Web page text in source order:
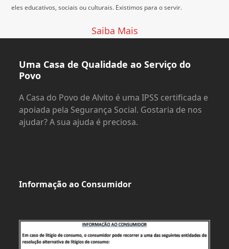
eles educativos, sociais ou culturais. Existimos para o servir.
Saiba Mais
Uma Casa de Qualidade ao Serviço do
Povo
A Casa do Povo de Alvito é uma IPSS certificada e
apoiada pela Segurança Social. Gostaria de nos
ajudar? A sua ajuda é preciosa.
Informação ao Consumidor